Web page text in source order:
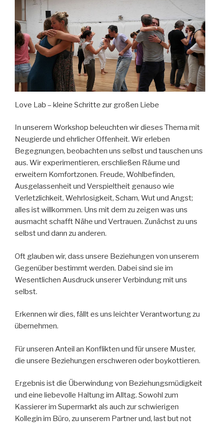
Love Lab – kleine Schritte zur großen Liebe
In unserem Workshop beleuchten wir dieses Thema mit
Neugierde und ehrlicher Offenheit. Wir erleben
Begegnungen, beobachten uns selbst und tauschen uns
aus. Wir experimentieren, erschließen Räume und
erweitern Komfortzonen. Freude, Wohlbefinden,
Ausgelassenheit und Verspieltheit genauso wie
Verletzlichkeit, Wehrlosigkeit, Scham, Wut und Angst;
alles ist willkommen. Uns mit dem zu zeigen was uns
ausmacht schafft Nähe und Vertrauen. Zunächst zu uns
selbst und dann zu anderen.
Oft glauben wir, dass unsere Beziehungen von unserem
Gegenüber bestimmt werden. Dabei sind sie im
Wesentlichen Ausdruck unserer Verbindung mit uns
selbst.
Erkennen wir dies, fällt es uns leichter Verantwortung zu
übernehmen.
Für unseren Anteil an Konflikten und für unsere Muster,
die unsere Beziehungen erschweren oder boykottieren.
Ergebnis ist die Überwindung von Beziehungsmüdigkeit
und eine liebevolle Haltung im Alltag. Sowohl zum
Kassierer im Supermarkt als auch zur schwierigen
Kollegin im Büro, zu unserem Partner und, last but not